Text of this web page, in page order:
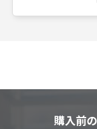
購入前